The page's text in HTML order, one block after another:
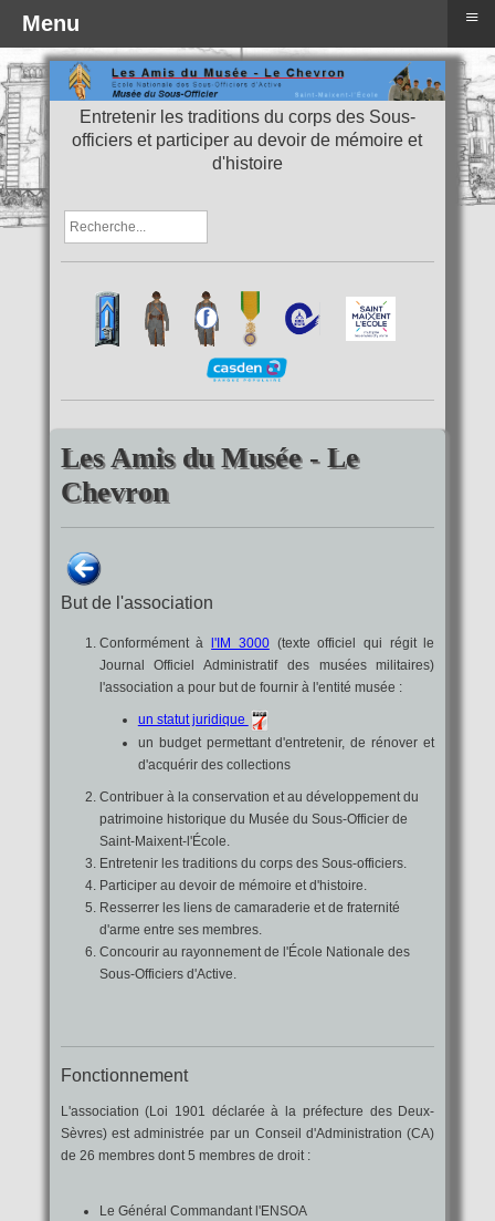
Entretenir les traditions du corps des Sous-
officiers et participer au devoir de mémoire et
d'histoire
Les Amis du Musée - Le
Chevron
But de l'association
Conformément à l'IM 3000(texte officiel qui régit le
Journal Officiel Administratif des musées militaires)
l'association a pour but de fournir à l'entité musée :
un statut juridique
un budget permettant d'entretenir, de rénover et
d'acquérir des collections
Contribuer à la conservation et au développement du
patrimoine historique du Musée du Sous-Officier de
Saint-Maixent-l'École.
Entretenir les traditions du corps des Sous-officiers.
Participer au devoir de mémoire et d'histoire.
Resserrer les liens de camaraderie et de fraternité
d'arme entre ses membres.
Concourir au rayonnement de l'École Nationale des
Sous-Officiers d'Active.
Fonctionnement
L'association (Loi 1901 déclarée à la préfecture des Deux-
Sèvres) est administrée par un Conseil d'Administration (CA)
de 26 membres dont 5 membres de droit :
Le Général Commandant l'ENSOA
Menu ≡